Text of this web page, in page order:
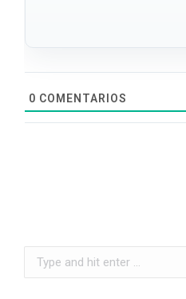
0 COMENTARIOS
Search: